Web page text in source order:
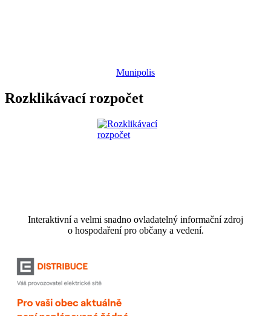
Munipolis
Rozklikávací rozpočet
Interaktivní a velmi snadno ovladatelný informační zdroj
o hospodaření pro občany a vedení.